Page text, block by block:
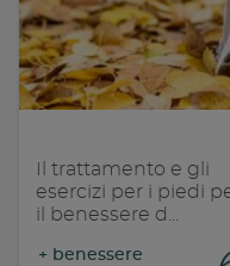
Il trattamento e gli
esercizi per i piedi
il benessere d...
+ benessere